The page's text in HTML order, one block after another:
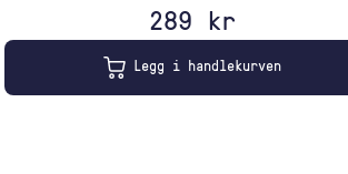
289 kr
Legg i handlekurven